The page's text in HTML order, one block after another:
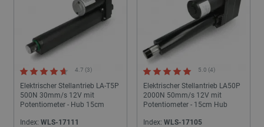
Elektrischer Stellantrieb LA-T5P
500N 30mm/s 12V mit
Potentiometer - Hub 15cm
4.7 (3)
Index: WLS-17111
Elektrischer Stellantrieb LA50P
2000N 50mm/s 12V mit
Potentiometer - 15cm Hub
5.0 (4)
Index: WLS-17105